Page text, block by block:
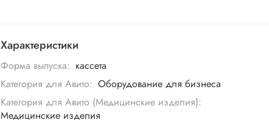
Характеристики
Форма выпуска: кассета
Категория для Авито: Оборудование для бизнеса
Категория для Авито (Медицинские изделия):
Медицинские изделия